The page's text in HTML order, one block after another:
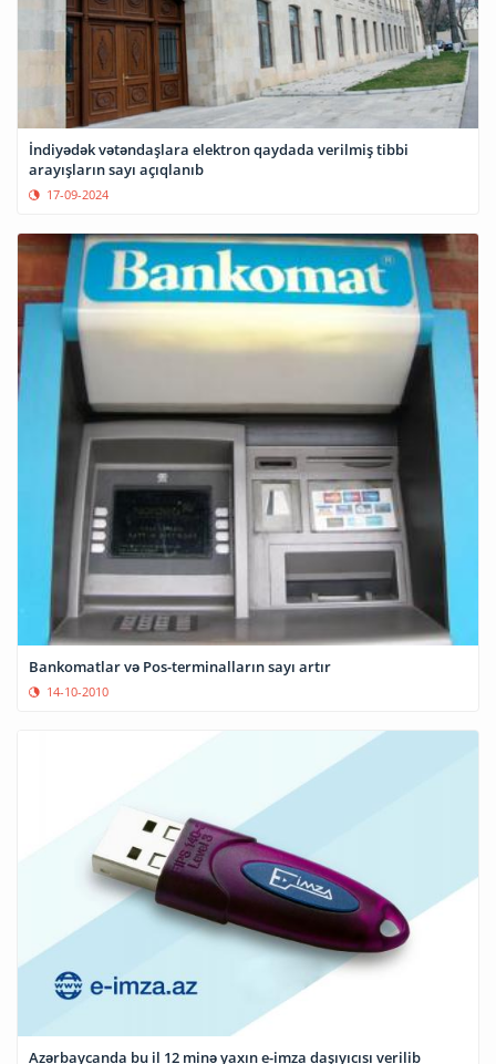
İndiyədək vətəndaşlara elektron qaydada verilmiş tibbi
arayışların sayı açıqlanıb
17-09-2024
Bankomatlar və Pos-terminalların sayı artır
14-10-2010
Azərbaycanda bu il 12 minə yaxın e-imza daşıyıcısı verilib